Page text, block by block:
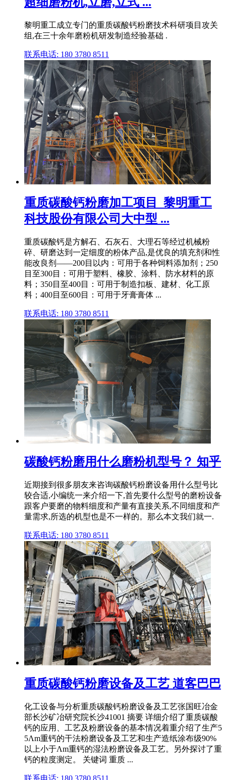
黎明重工成立专门的重质碳酸钙粉磨技术科研项目攻关
组,在三十余年磨粉机研发制造经验基础 .
联系电话: 180 3780 8511
重质碳酸钙粉磨加工项目_黎明重工
科技股份有限公司大中型 ...
重质碳酸钙是方解石、石灰石、大理石等经过机械粉
碎、研磨达到一定细度的粉体产品,是优良的填充剂和性
能改良剂——200目以内：可用于各种饲料添加剂；250
目至300目：可用于塑料、橡胶、涂料、防水材料的原
料；350目至400目：可用于制造扣板、建材、化工原
料；400目至600目：可用于牙膏膏体 ...
联系电话: 180 3780 8511
碳酸钙粉磨用什么磨粉机型号？ 知乎
近期接到很多朋友来咨询碳酸钙粉磨设备用什么型号比
较合适,小编统一来介绍一下,首先要什么型号的磨粉设备
跟客户要磨的物料细度和产量有直接关系,不同细度和产
量需求,所选的机型也是不一样的。那么本文我们就一.
联系电话: 180 3780 8511
重质碳酸钙粉磨设备及工艺 道客巴巴
化工设备与分析重质碳酸钙粉磨设备及工艺张国旺冶金
部长沙矿冶研究院长沙41001 摘要 详细介绍了重质碳酸
钙的应用、工艺及粉磨设备的基本情况着重介绍了生产5
5Λm重钙的干法粉磨设备及工艺和生产造纸涂布级90%
以上小于Λm重钙的湿法粉磨设备及工艺。另外探讨了重
钙的粒度测定。 关键词 重质 ...
联系电话: 180 3780 8511